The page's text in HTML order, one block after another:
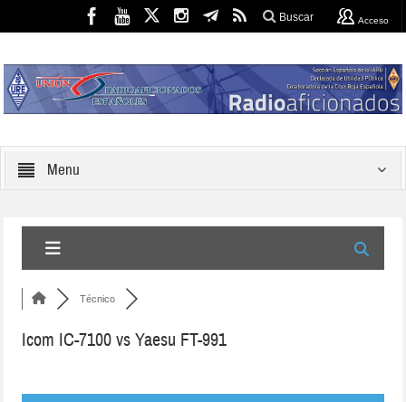
Buscar Acceso
Menu
Técnico
Icom IC-7100 vs Yaesu FT-991